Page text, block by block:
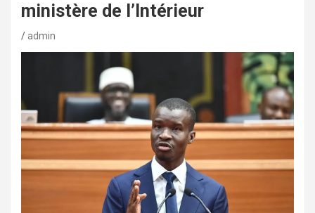
ministère de l’Intérieur
admin